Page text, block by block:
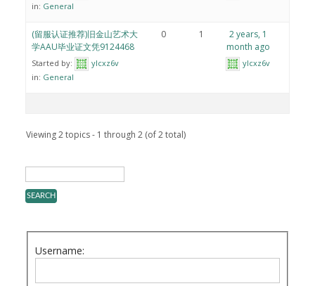
in: General
(留服认证推荐)旧金山艺术大
学AAU毕业证文凭9124468
Started by:
ylcxz6v
in: General
0 1
2 years, 1
month ago
ylcxz6v
Viewing 2 topics - 1 through 2 (of 2 total)
Username: